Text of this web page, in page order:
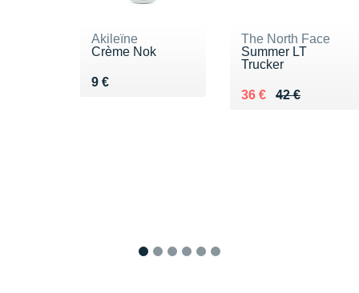
Akileïne
Crème Nok
9 €
Vendu 9 €
The North Face
Summer LT
Trucker
42 €
Au lieu de 42 €
36 €
Vendu 36 €